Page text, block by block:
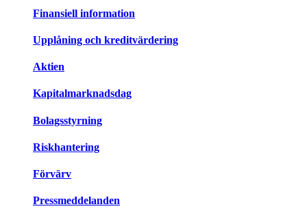
Finansiell information
Upplåning och kreditvärdering
Aktien
Kapitalmarknadsdag
Bolagsstyrning
Riskhantering
Förvärv
Pressmeddelanden